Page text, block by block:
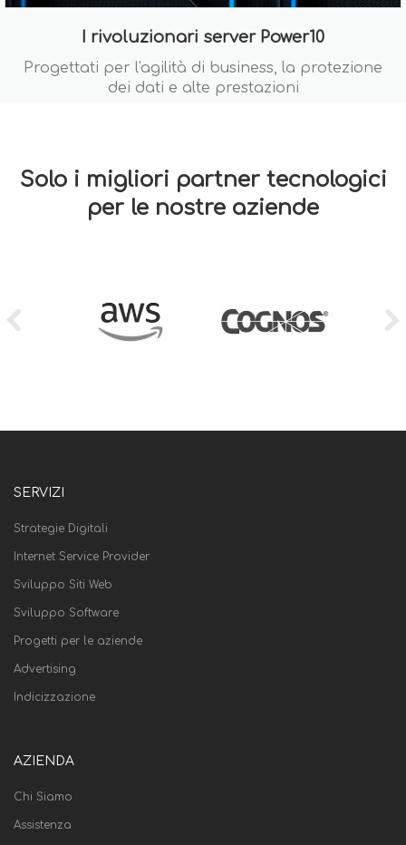
I rivoluzionari server Power10
Progettati per l'agilità di business, la protezione
dei dati e alte prestazioni
Solo i migliori partner tecnologici
per le nostre aziende
SERVIZI
Strategie Digitali
Internet Service Provider
Sviluppo Siti Web
Sviluppo Software
Progetti per le aziende
Advertising
Indicizzazione
AZIENDA
Chi Siamo
Assistenza